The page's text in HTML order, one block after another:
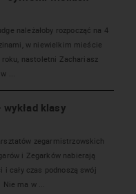
należałoby rozpocząć na 4
w niewielkim mieście
roku, nastoletni Zachariasz
...
klasy
zegarmistrzowskich
i Zegarków nabierają
i cały czas podnoszą swój
ma w ...